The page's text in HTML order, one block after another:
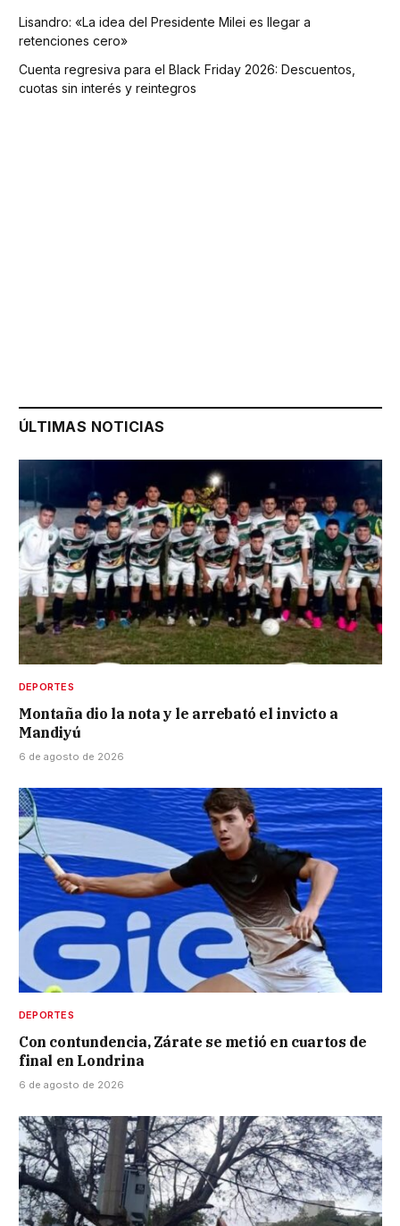
Lisandro: «La idea del Presidente Milei es llegar a
retenciones cero»
Cuenta regresiva para el Black Friday 2026: Descuentos,
cuotas sin interés y reintegros
ÚLTIMAS NOTICIAS
DEPORTES
Montaña dio la nota y le arrebató el invicto a
Mandiyú
6 de agosto de 2026
DEPORTES
Con contundencia, Zárate se metió en cuartos de
final en Londrina
6 de agosto de 2026